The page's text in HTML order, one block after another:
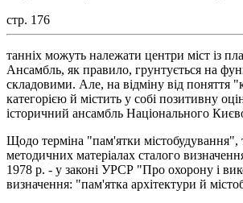
стр. 176
танніх можуть належати центри міст із
Ансамбль, як правило, грунтується на
складовими. Але, на відміну від
категорією й містить у собі позитивну
історичний ансамбль Національного
Щодо терміна "пам'ятки містобудування",
методичних матеріалах сталого
1978 р. - у законі УРСР "Про охорону і
визначення: "пам'ятка архітектури й